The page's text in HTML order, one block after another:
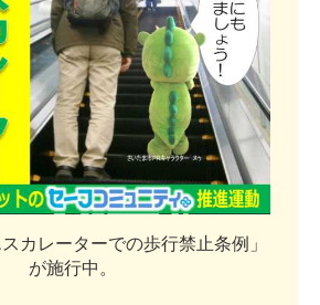
ス カ レーターでの歩行禁 止条例 」
が施行中 。